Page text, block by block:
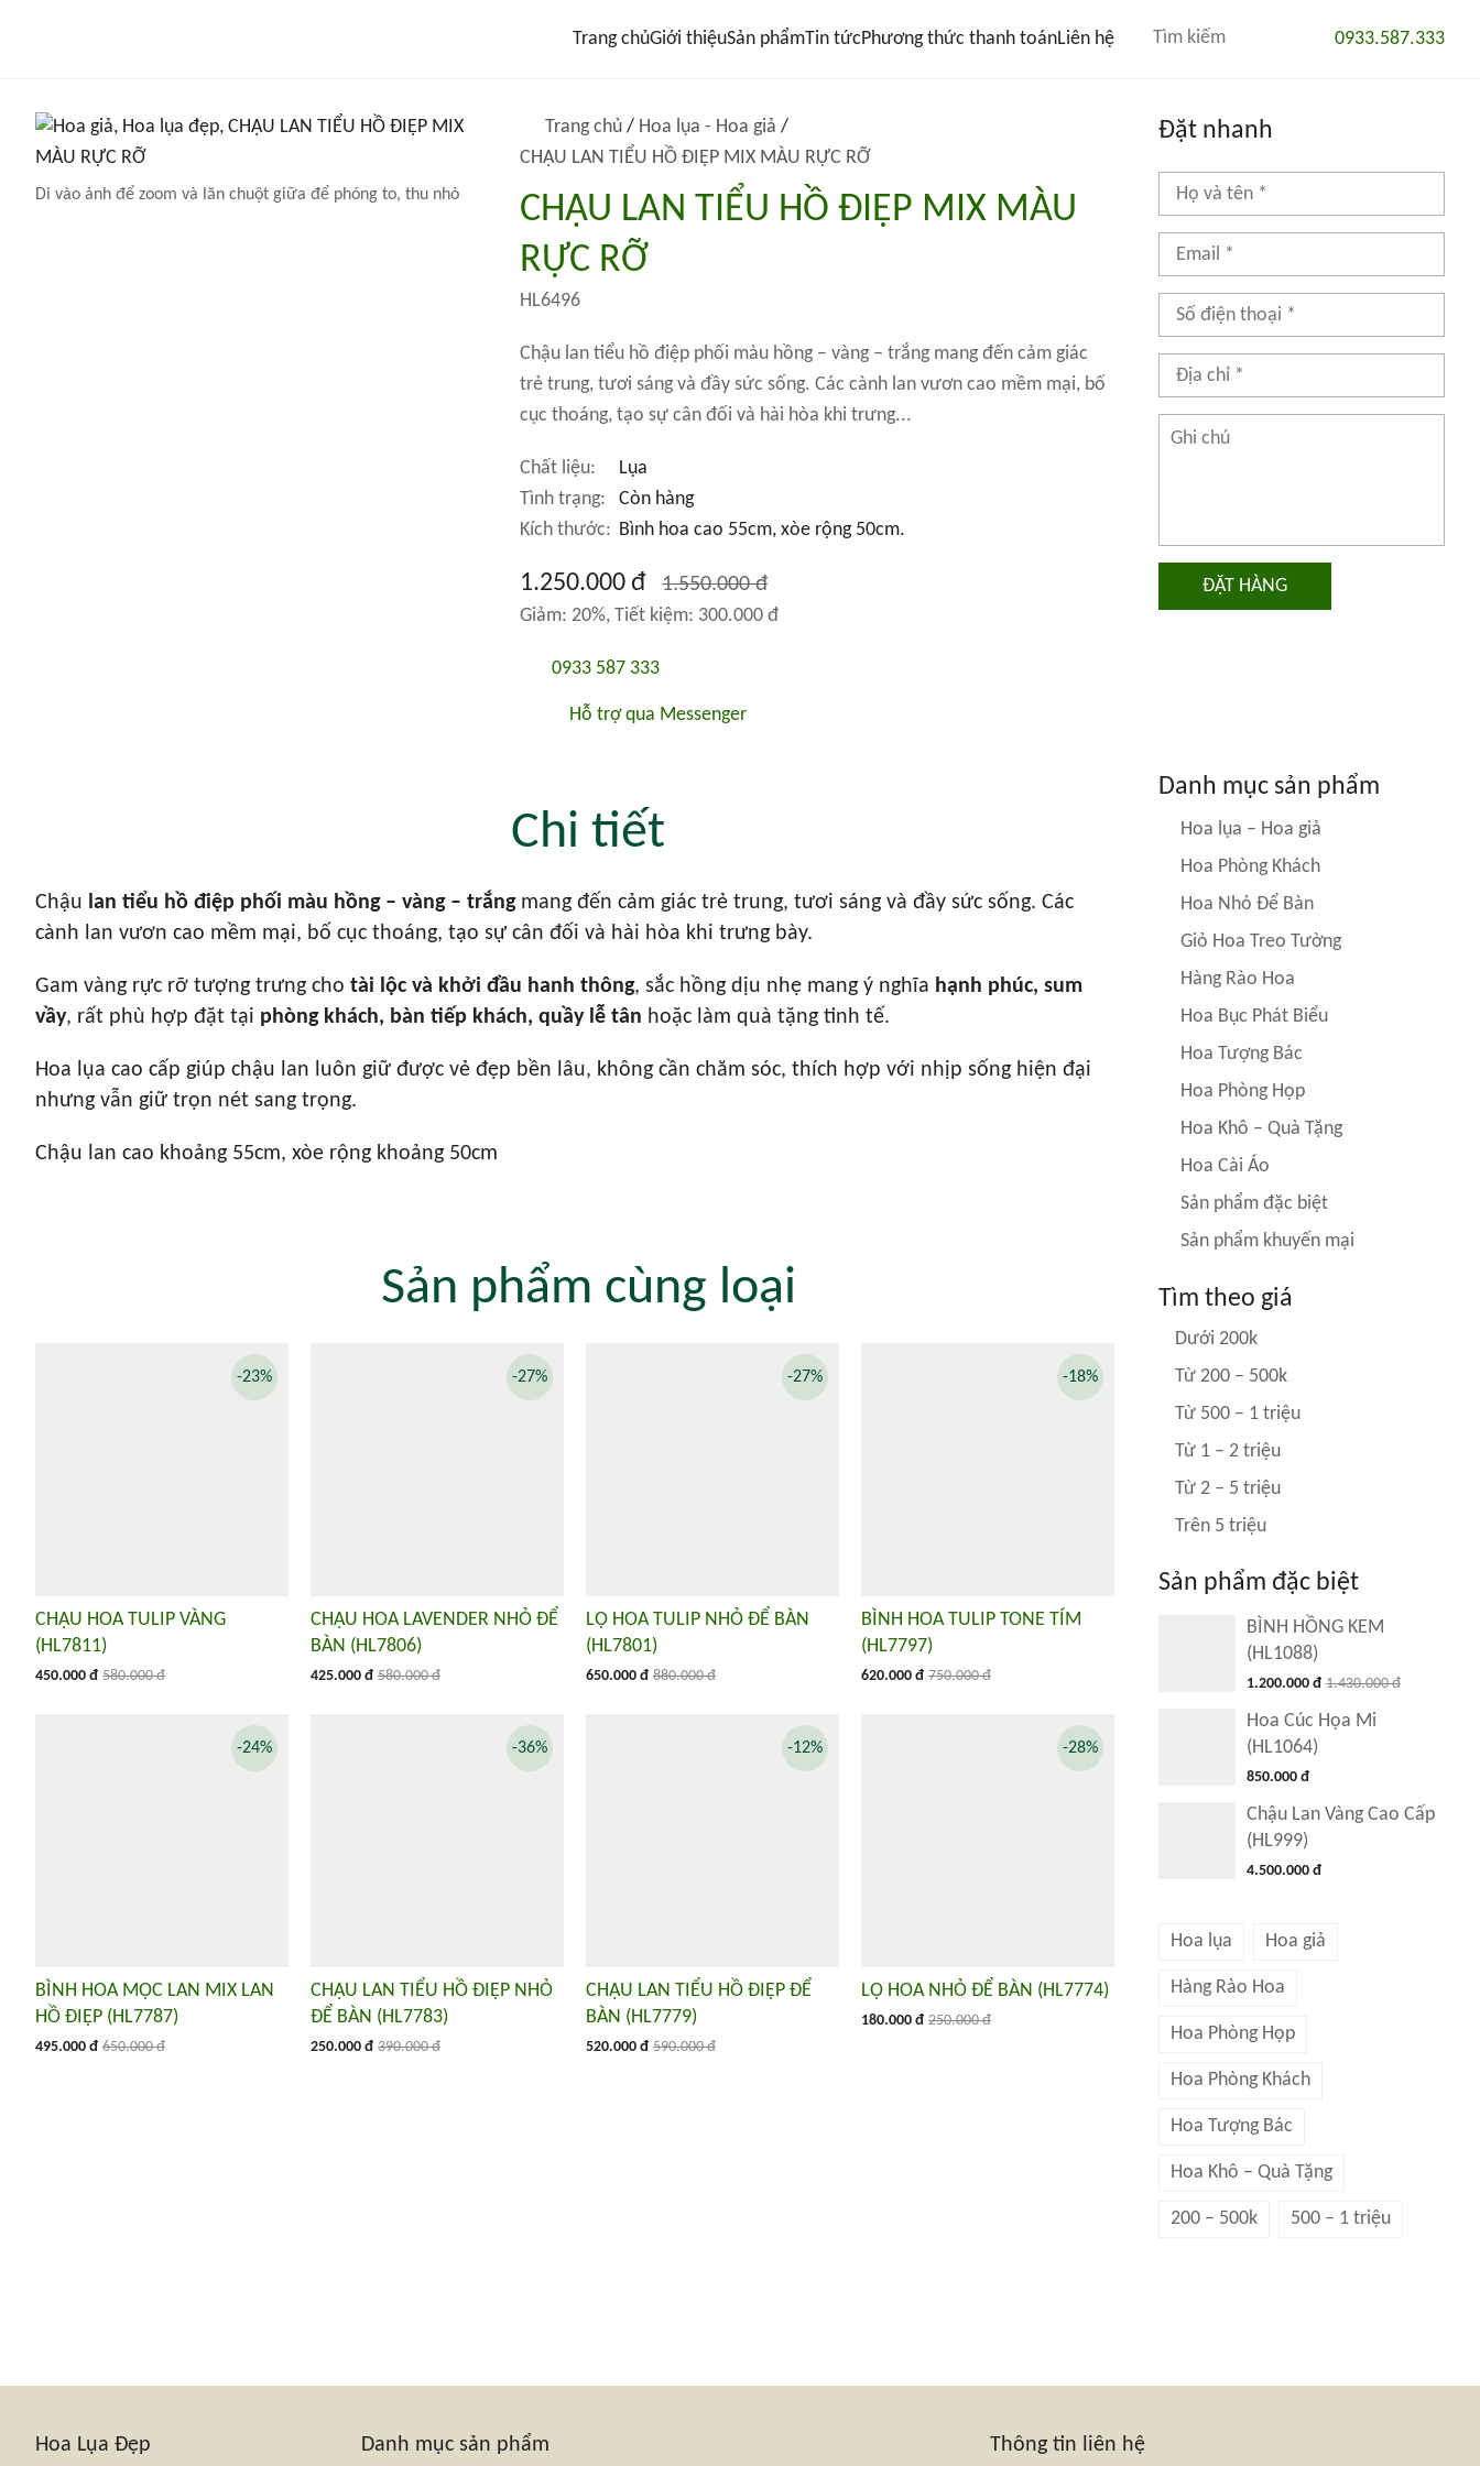
Trang chủGiới thiệuSản phẩmTin tức Phương thức thanh toánLiên hệ 0933.587.333
Di vào ảnh để zoom và lăn chuột giữa để phóng to, thu nhỏ
Trang chủ / Hoa lụa - Hoa giả /
CHẬU LAN TIỂU HỒ ĐIỆP MIX MÀU RỰC RỠ
CHẬU LAN TIỂU HỒ ĐIỆP MIX MÀU
RỰC RỠ
HL6496
Chậu lan tiểu hồ điệp phối màu hồng – vàng – trắng mang đến cảm giác
trẻ trung, tươi sáng và đầy sức sống. Các cành lan vươn cao mềm mại, bố
cục thoáng, tạo sự cân đối và hài hòa khi trưng...
Chất liệu:
Lụa
Tình trạng:
Còn hàng
Kích thước: Bình hoa cao 55cm, xòe rộng 50cm.
1.250.000 đ 1.550.000 đ
Giảm: 20%, Tiết kiệm: 300.000 đ
0933 587 333
Hỗ trợ qua Messenger
Đặt nhanh
ĐẶT HÀNG
Chi tiết
Chậu lan tiểu hồ điệp phối màu hồng – vàng – trắngmang đến cảm giác trẻ trung, tươi sáng và đầy sức sống. Các
cành lan vươn cao mềm mại, bố cục thoáng, tạo sự cân đối và hài hòa khi trưng bày.
Gam vàng rực rỡ tượng trưng cho tài lộc và khởi đầu hanh thông, sắc hồng dịu nhẹ mang ý nghĩa hạnh phúc, sum
vầy, rất phù hợp đặt tại phòng khách, bàn tiếp khách, quầy lễ tân hoặc làm quà tặng tinh tế.
Hoa lụa cao cấp giúp chậu lan luôn giữ được vẻ đẹp bền lâu, không cần chăm sóc, thích hợp với nhịp sống hiện đại
nhưng vẫn giữ trọn nét sang trọng.
Chậu lan cao khoảng 55cm, xòe rộng khoảng 50cm
Sản phẩm cùng loại
CHẬU HOA TULIP VÀNG
(HL7811)
450.000 đ 580.000 đ
-23%
CHẬU HOA LAVENDER NHỎ ĐỂ
BÀN (HL7806)
425.000 đ 580.000 đ
-27%
LỌ HOA TULIP NHỎ ĐỂ BÀN
(HL7801)
650.000 đ 880.000 đ
-27%
BÌNH HOA TULIP TONE TÍM
(HL7797)
620.000 đ 750.000 đ
-18%
BÌNH HOA MỘC LAN MIX LAN
HỒ ĐIỆP (HL7787)
495.000 đ 650.000 đ
-24%
CHẬU LAN TIỂU HỒ ĐIỆP NHỎ
ĐỂ BÀN (HL7783)
250.000 đ 390.000 đ
-36%
CHẬU LAN TIỂU HỒ ĐIỆP ĐỂ
BÀN (HL7779)
520.000 đ 590.000 đ
-12%
LỌ HOA NHỎ ĐỂ BÀN (HL7774)
180.000 đ 250.000 đ
-28%
Danh mục sản phẩm
Hoa lụa – Hoa giả
Hoa Phòng Khách
Hoa Nhỏ Để Bàn
Giỏ Hoa Treo Tường
Hàng Rào Hoa
Hoa Bục Phát Biểu
Hoa Tượng Bác
Hoa Phòng Họp
Hoa Khô – Quà Tặng
Hoa Cài Áo
Sản phẩm đặc biệt
Sản phẩm khuyến mại
Tìm theo giá
Dưới 200k
Từ 200 – 500k
Từ 500 – 1 triệu
Từ 1 – 2 triệu
Từ 2 – 5 triệu
Trên 5 triệu
Sản phẩm đặc biệt
BÌNH HỒNG KEM
(HL1088)
1.200.000 đ 1.430.000 đ
Hoa Cúc Họa Mi
(HL1064)
850.000 đ
Chậu Lan Vàng Cao Cấp
(HL999)
4.500.000 đ
Hoa lụa Hoa giả
Hàng Rào Hoa
Hoa Phòng Họp
Hoa Phòng Khách
Hoa Tượng Bác
Hoa Khô – Quà Tặng
200 – 500k 500 – 1 triệu
Hoa Lụa Đẹp Danh mục sản phẩm Thông tin liên hệ